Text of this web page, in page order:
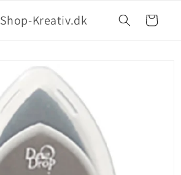
Shop-Kreativ.dk Indkøbskurv